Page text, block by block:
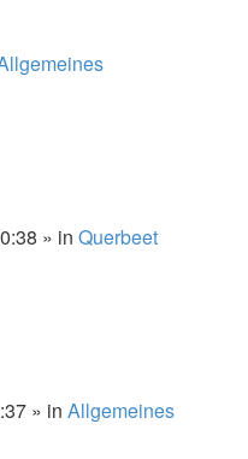
» in Querbeet
» in Allgemeines